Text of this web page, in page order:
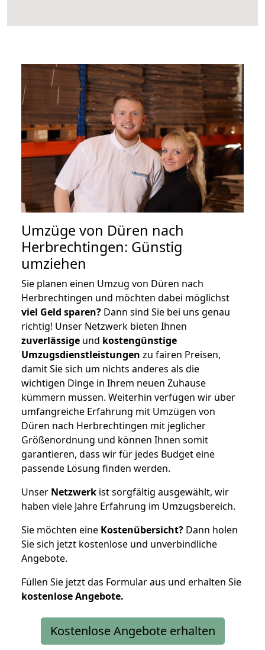
Umzüge von Düren nach
Herbrechtingen: Günstig
umziehen
Sie planen einen Umzug von Düren nach
Herbrechtingen und möchten dabei möglichst
viel Geld sparen? Dann sind Sie bei uns genau
richtig! Unser Netzwerk bieten Ihnen
zuverlässige und kostengünstige
Umzugsdienstleistungen zu fairen Preisen,
damit Sie sich um nichts anderes als die
wichtigen Dinge in Ihrem neuen Zuhause
kümmern müssen. Weiterhin verfügen wir über
umfangreiche Erfahrung mit Umzügen von
Düren nach Herbrechtingen mit jeglicher
Größenordnung und können Ihnen somit
garantieren, dass wir für jedes Budget eine
passende Lösung finden werden.
Unser Netzwerk ist sorgfältig ausgewählt, wir
haben viele Jahre Erfahrung im Umzugsbereich.
Sie möchten eine Kostenübersicht? Dann holen
Sie sich jetzt kostenlose und unverbindliche
Angebote.
Füllen Sie jetzt das Formular aus und erhalten Sie
kostenloseAngebote.
Kostenlose Angebote erhalten